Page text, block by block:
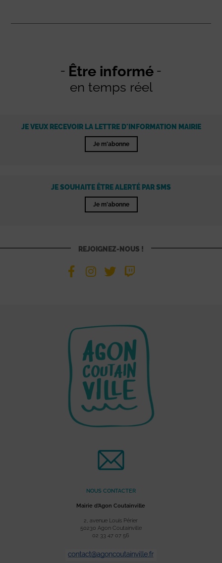
Être informé
en temps réel
JE VEUX RECEVOIR LA LETTRE D'INFORMATION MAIRIE
Je m'abonne
JE SOUHAITE ÊTRE ALERTÉ PAR SMS
Je m'abonne
REJOIGNEZ-NOUS !
NOUS CONTACTER
Mairie d’Agon Coutainville
2, avenue Louis Périer
50230 Agon Coutainville
02 33 47 07 56